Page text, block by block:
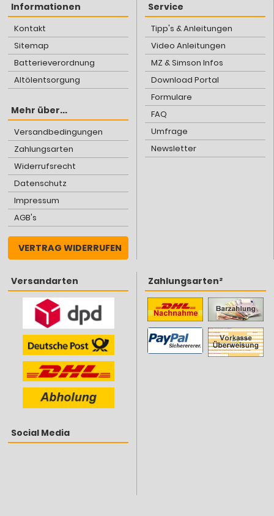
Informationen
Kontakt
Sitemap
Batterieverordnung
Altölentsorgung
Mehr über...
Versandbedingungen
Zahlungsarten
Widerrufsrecht
Datenschutz
Impressum
AGB's
VERTRAG WIDERRUFEN
Service
Tipp's & Anleitungen
Video Anleitungen
MZ & Simson Infos
Download Portal
Formulare
FAQ
Umfrage
Newsletter
Versandarten
Social Media
Zahlungsarten²